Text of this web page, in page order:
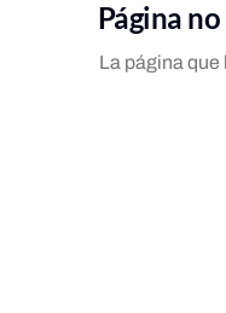
Página
La página que